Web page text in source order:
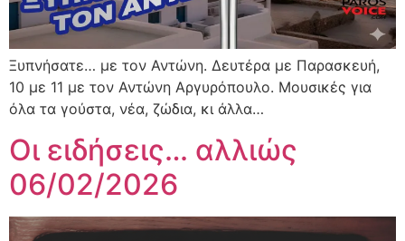
Ξυπνήσατε… με τον Αντώνη. Δευτέρα με Παρασκευή,
10 με 11 με τον Αντώνη Αργυρόπουλο. Μουσικές για
όλα τα γούστα, νέα, ζώδια, κι άλλα…
Οι ειδήσεις… αλλιώς
06/02/2026